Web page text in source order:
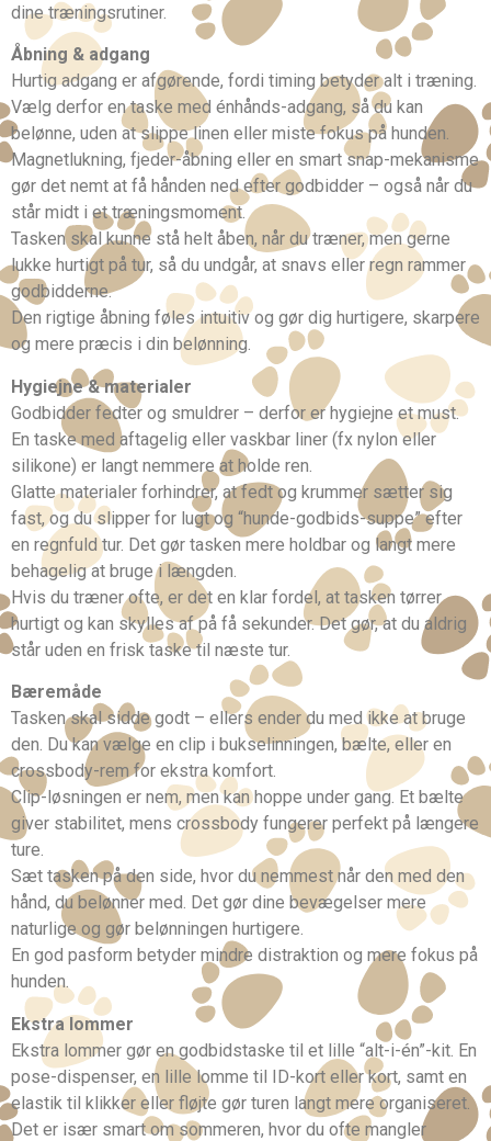
dine træningsrutiner.
Åbning & adgang
Hurtig adgang er afgørende, fordi timing betyder alt i træning.
Vælg derfor en taske med énhånds-adgang, så du kan
belønne, uden at slippe linen eller miste fokus på hunden.
Magnetlukning, fjeder-åbning eller en smart snap-mekanisme
gør det nemt at få hånden ned efter godbidder – også når du
står midt i et træningsmoment.
Tasken skal kunne stå helt åben, når du træner, men gerne
lukke hurtigt på tur, så du undgår, at snavs eller regn rammer
godbidderne.
Den rigtige åbning føles intuitiv og gør dig hurtigere, skarpere
og mere præcis i din belønning.
Hygiejne & materialer
Godbidder fedter og smuldrer – derfor er hygiejne et must.
En taske med aftagelig eller vaskbar liner (fx nylon eller
silikone) er langt nemmere at holde ren.
Glatte materialer forhindrer, at fedt og krummer sætter sig
fast, og du slipper for lugt og “hunde-godbids-suppe” efter
en regnfuld tur. Det gør tasken mere holdbar og langt mere
behagelig at bruge i længden.
Hvis du træner ofte, er det en klar fordel, at tasken tørrer
hurtigt og kan skylles af på få sekunder. Det gør, at du aldrig
står uden en frisk taske til næste tur.
Bæremåde
Tasken skal sidde godt – ellers ender du med ikke at bruge
den. Du kan vælge en clip i bukselinningen, bælte, eller en
crossbody-rem for ekstra komfort.
Clip-løsningen er nem, men kan hoppe under gang. Et bælte
giver stabilitet, mens crossbody fungerer perfekt på længere
ture.
Sæt tasken på den side, hvor du nemmest når den med den
hånd, du belønner med. Det gør dine bevægelser mere
naturlige og gør belønningen hurtigere.
En god pasform betyder mindre distraktion og mere fokus på
hunden.
Ekstra lommer
Ekstra lommer gør en godbidstaske til et lille “alt-i-én”-kit. En
pose-dispenser, en lille lomme til ID-kort eller kort, samt en
elastik til klikker eller fløjte gør turen langt mere organiseret.
Det er især smart om sommeren, hvor du ofte mangler